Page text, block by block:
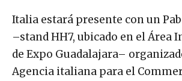
Italia estará presente con un
–stand HH7, ubicado en el Área
de Expo Guadalajara–
Agencia italiana para el